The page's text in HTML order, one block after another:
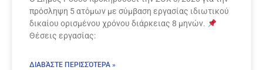
πρόσληψη 5 ατόμων με σύμβαση εργασίας ιδιωτικού
δικαίου ορισμένου χρόνου διάρκειας 8 μηνών.
Θέσεις εργασίας:
ΔΙΑΒΆΣΤΕ ΠΕΡΙΣΣΌΤΕΡΑ »